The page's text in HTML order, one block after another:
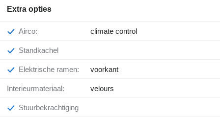
Extra opties
Airco: climate control
Standkachel
Elektrische ramen: voorkant
Interieurmateriaal: velours
Stuurbekrachtiging